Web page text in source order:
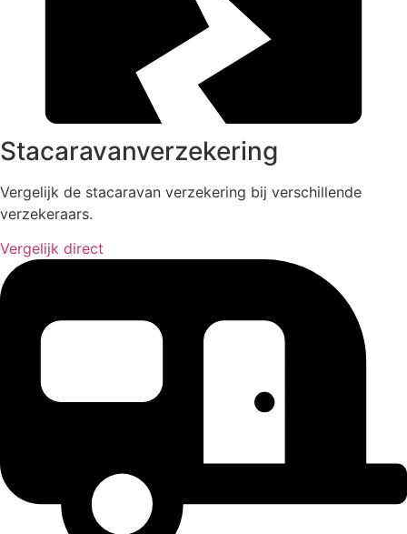
Stacaravanverzekering
Vergelijk de stacaravan verzekering bij verschillende
verzekeraars.
Vergelijk direct